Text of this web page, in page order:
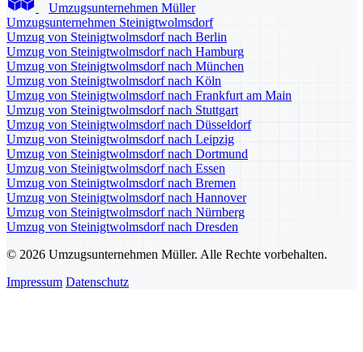
Umzugsunternehmen Müller
Umzugsunternehmen Steinigtwolmsdorf
Umzug von Steinigtwolmsdorf nach Berlin
Umzug von Steinigtwolmsdorf nach Hamburg
Umzug von Steinigtwolmsdorf nach München
Umzug von Steinigtwolmsdorf nach Köln
Umzug von Steinigtwolmsdorf nach Frankfurt am Main
Umzug von Steinigtwolmsdorf nach Stuttgart
Umzug von Steinigtwolmsdorf nach Düsseldorf
Umzug von Steinigtwolmsdorf nach Leipzig
Umzug von Steinigtwolmsdorf nach Dortmund
Umzug von Steinigtwolmsdorf nach Essen
Umzug von Steinigtwolmsdorf nach Bremen
Umzug von Steinigtwolmsdorf nach Hannover
Umzug von Steinigtwolmsdorf nach Nürnberg
Umzug von Steinigtwolmsdorf nach Dresden
© 2026 Umzugsunternehmen Müller. Alle Rechte vorbehalten.
Impressum Datenschutz